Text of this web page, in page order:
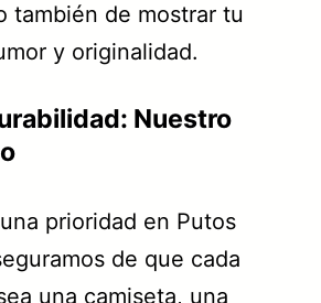
también de mostrar tu
y originalidad.
Nuestro
prioridad en Putos
de que cada
una camiseta, una